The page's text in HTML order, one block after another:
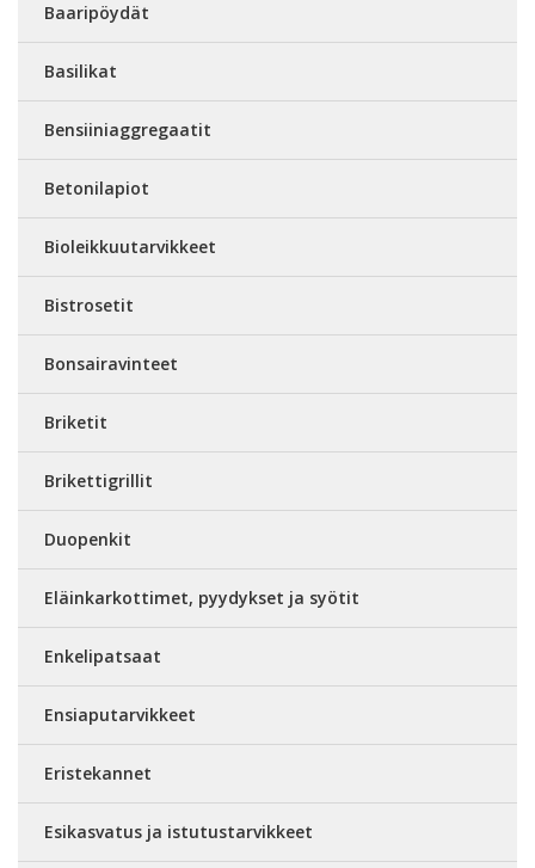
Baaripöydät
Basilikat
Bensiiniaggregaatit
Betonilapiot
Bioleikkuutarvikkeet
Bistrosetit
Bonsairavinteet
Briketit
Brikettigrillit
Duopenkit
Eläinkarkottimet, pyydykset ja syötit
Enkelipatsaat
Ensiaputarvikkeet
Eristekannet
Esikasvatus ja istutustarvikkeet